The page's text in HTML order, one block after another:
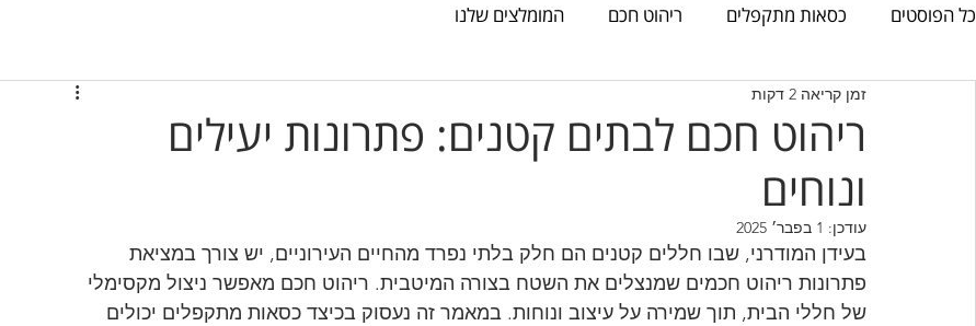
כל הפוסטים כסאות מתקפלים ריהוט חכם המומלצים שלנו
ריהוט חכם לבתים קטנים: פתרונות יעילים
ונוחים
זמן קריאה 2 דקות
עודכן: 1 בפבר׳ 2025
בעידן המודרני, שבו חללים קטנים הם חלק בלתי נפרד מהחיים העירוניים, יש צורך במציאת
פתרונות ריהוט חכמים שמנצלים את השטח בצורה המיטבית. ריהוט חכם מאפשר ניצול מקסימלי
של חללי הבית, תוך שמירה על עיצוב ונוחות. במאמר זה נעסוק בכיצד כסאות מתקפלים יכולים